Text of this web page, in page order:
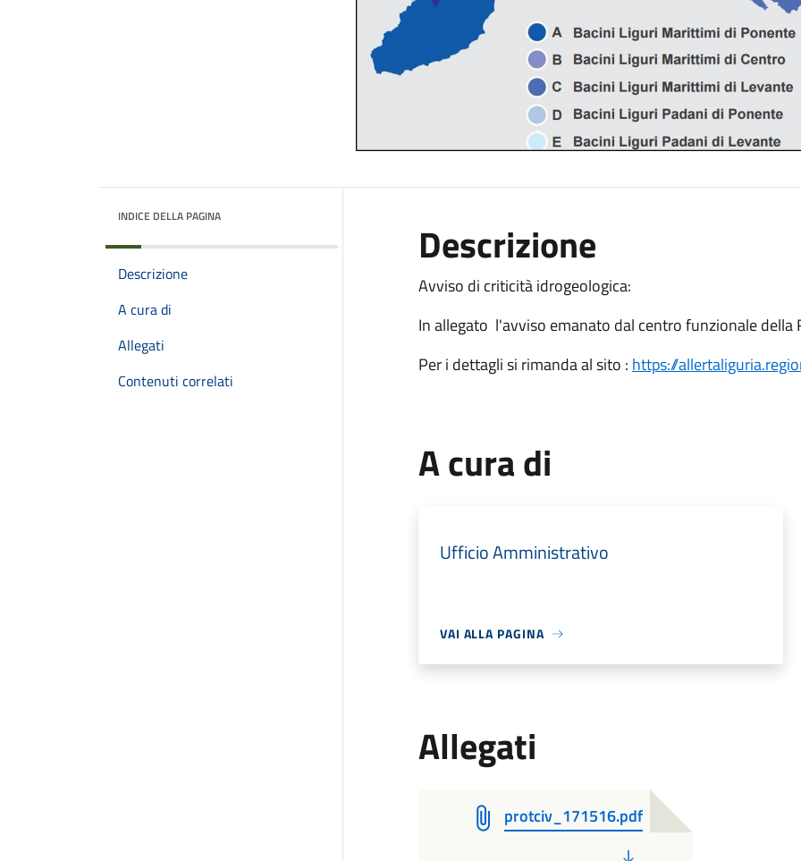
INDICE DELLA PAGINA
Descrizione
A cura di
Allegati
Contenuti correlati
Descrizione
Avviso di criticità idrogeologica:
In allegato l'avviso emanato dal centro funzionale della
Per i dettagli si rimanda al sito : https://
A cura di
Ufficio Amministrativo
VAI ALLA PAGINA
Allegati
protciv_171516.pdf